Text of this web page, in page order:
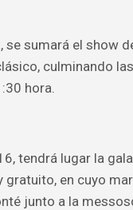
sumará el show
culminando
hora.
tendrá lugar la
gratuito, en cuyo
junto a la